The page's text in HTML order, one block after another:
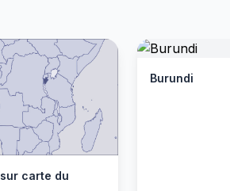
carte du
Burundi